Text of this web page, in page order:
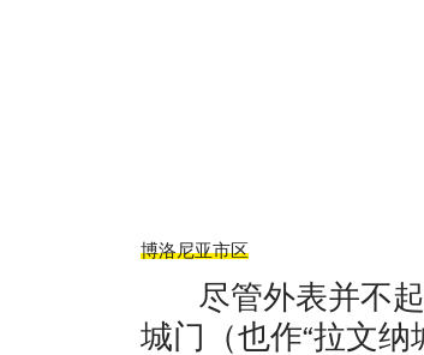
博洛尼亚市区
尽管外表并不起
城门（也作“拉文